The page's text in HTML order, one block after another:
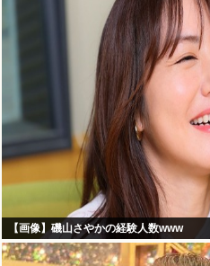
【画像】磯山さやかの経験人数www